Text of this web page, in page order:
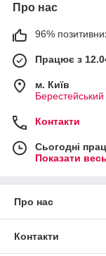
Про нас
96%
Працює з
м. Київ
Контакти
Сьогодні
Показати
Про нас
Контакти